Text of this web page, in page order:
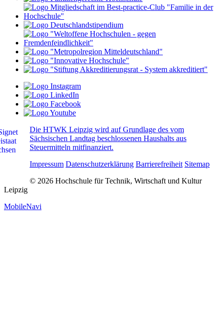
Die HTWK Leipzig wird auf Grundlage des vom
Sächsischen Landtag beschlossenen Haushalts aus
Steuermitteln mitfinanziert.
Impressum Datenschutzerklärung Barrierefreiheit Sitemap
© 2026 Hochschule für Technik, Wirtschaft und Kultur
Leipzig
MobileNavi